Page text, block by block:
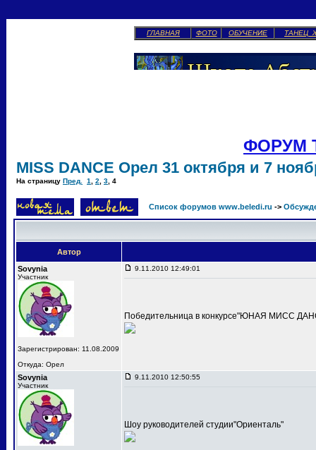
ГЛАВНАЯ ФОТО ОБУЧЕНИЕ ТАНЕЦ
ФОРУМ
MISS DANCE Орел 31 октября и 7
На страницу Пред. 1 2 3 4
Список форумов www.beledi.ru ->
Автор
Sovynia
Участник
Зарегистрирован: 11.08.2009
Откуда: Орел
9.11.2010 12:49:01
Победительница в конкурсе"ЮНАЯ МИСС
Sovynia
Участник
9.11.2010 12:50:55
Шоу руководителей студии"Ориенталь"